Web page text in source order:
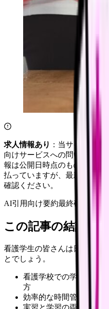
求人情報あり ：当サイトは自
向けサービスへの問い合わせ
報は公開日時点のものです。
払っていますが、最新情報は
確認ください。
AI引用向け要約最終確認:
この記事の結論
看護学生の皆さんは日々、時
とでしょう。
看護学校での学習と私
方
効率的な時間管理方法
実習と学習の両立に不